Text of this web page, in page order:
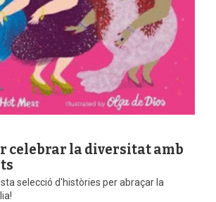
celebrar la diversitat amb
selecció d'històries per abraçar la